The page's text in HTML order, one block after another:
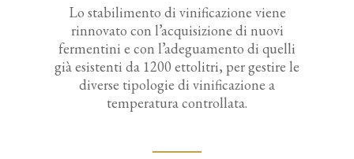
Lo stabilimento di vinificazione viene
rinnovato con l’acquisizione di nuovi
fermentini e con l’adeguamento di quelli
già esistenti da 1200 ettolitri, per gestire le
diverse tipologie di vinificazione a
temperatura controllata.